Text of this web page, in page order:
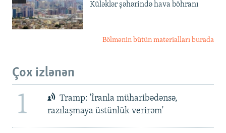
Küləklər şəhərində hava böhranı
Bölmənin bütün materialları burada
Çox izlənən
1
Tramp: 'İranla müharibədənsə,
razılaşmaya üstünlük verirəm'